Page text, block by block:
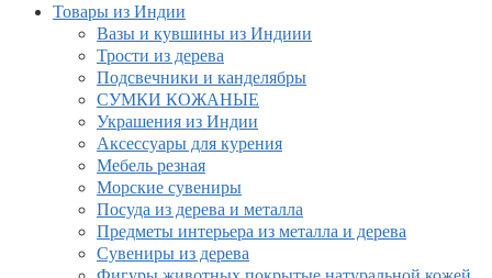
Товары из Индии
Вазы и кувшины из Индиии
Трости из дерева
Подсвечники и канделябры
СУМКИ КОЖАНЫЕ
Украшения из Индии
Аксессуары для курения
Мебель резная
Морские сувениры
Посуда из дерева и металла
Предметы интерьера из металла и дерева
Сувениры из дерева